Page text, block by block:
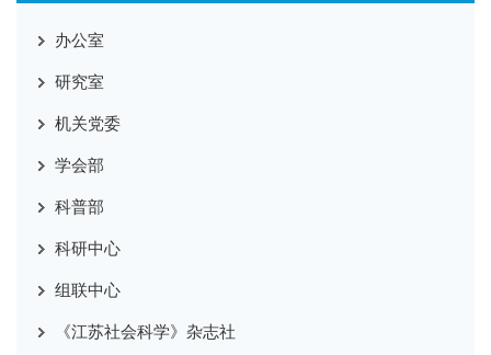
办公室
研究室
机关党委
学会部
科普部
科研中心
组联中心
《江苏社会科学》杂志社